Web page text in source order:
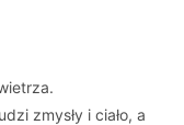
zmysły i ciało, a